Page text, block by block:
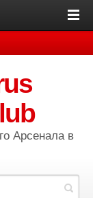
Арсенала в